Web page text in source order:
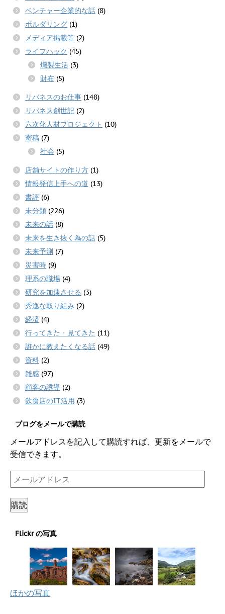
ベンチャー企業的な話 (8)
ボルダリング (1)
メディア掲載等 (2)
ライフハック (45)
燻製生活 (3)
財布 (5)
リバネスのお仕事 (148)
リバネス創世記 (2)
六次化人材プロジェクト (10)
寄稿 (7)
社会 (5)
店舗サイトの作り方 (1)
情報発信上手への道 (13)
書評 (6)
未分類 (226)
未来の話 (8)
未来を生き抜く為の話 (5)
未来予測 (7)
災害時 (9)
理系の職場 (4)
研究を加速させる (3)
秀逸な取り組み (2)
経済 (4)
行ってきた・見てきた (11)
誰かに教えたくなる話 (49)
資料 (2)
雑感 (97)
顧客の誘導 (2)
飲食店のIT活用 (3)
ブログをメールで購読
メールアドレスを記入して購読すれば、更新をメールで
受信できます。
メ
ー
ル
ア
レ
購読
Flickr の写真
ほかの写真